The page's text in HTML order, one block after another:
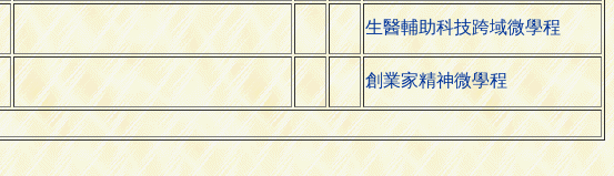
生醫輔助科技跨域微學程
創業家精神微學程